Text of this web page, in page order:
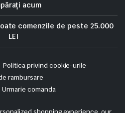
acum
comenzile de peste 25.000
LEI
Politica privind cookie-urile
rambursare
Urmarie comanda
reserved. Powered by iTistul.ro.